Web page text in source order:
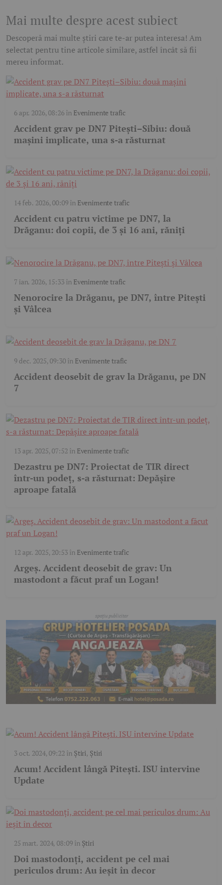
Mai multe despre acest subiect
Descoperă mai multe știri care te-ar putea interesa! Am
selectat pentru tine articole similare, astfel încât să fii
mereu informat.
6 apr. 2026, 08:26în Evenimente trafic
Accident grav pe DN7 Pitești–Sibiu: două
mașini implicate, una s-a răsturnat
14 feb. 2026, 00:09în Evenimente trafic
Accident cu patru victime pe DN7, la
Drăganu: doi copii, de 3 și 16 ani, răniți
7 ian. 2026, 15:33în Evenimente trafic
Nenorocire la Drăganu, pe DN7, între Pitești
și Vâlcea
9 dec. 2025, 09:30în Evenimente trafic
Accident deosebit de grav la Drăganu, pe DN
7
13 apr. 2025, 07:52 în Evenimente trafic
Dezastru pe DN7: Proiectat de TIR direct
într-un podeț, s-a răsturnat: Depășire
aproape fatală
12 apr. 2025, 20:53în Evenimente trafic
Argeș. Accident deosebit de grav: Un
mastodont a făcut praf un Logan!
3 oct. 2024, 09:22 în Știri, Știri
Acum! Accident lângă Pitești. ISU intervine
Update
25 mart. 2024, 08:09în Știri
Doi mastodonți, accident pe cel mai
periculos drum: Au ieșit în decor